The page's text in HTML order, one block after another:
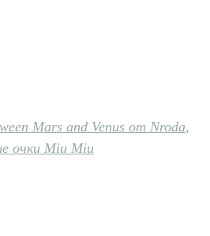
Mars and Venus от Nroda,
очки Miu Miu